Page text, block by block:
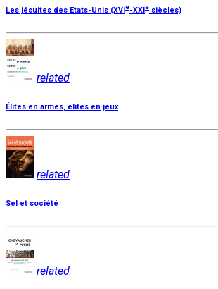
Les jésuites des États-Unis (XVI e-XXI e siècles)
related
Élites en armes, élites en jeux
related
Sel et société
related